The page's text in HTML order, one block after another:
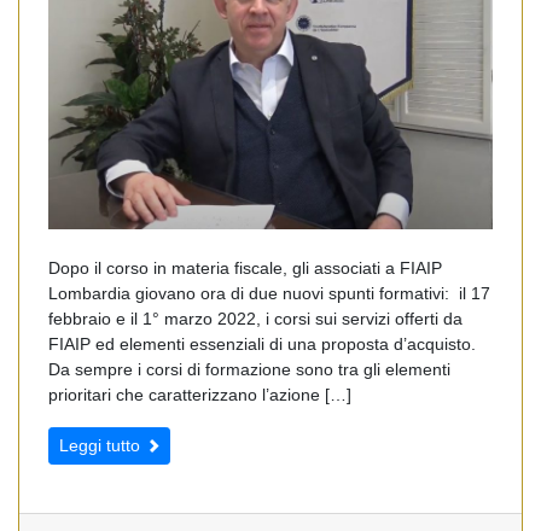
Dopo il corso in materia fiscale, gli associati a FIAIP
Lombardia giovano ora di due nuovi spunti formativi: il 17
febbraio e il 1° marzo 2022, i corsi sui servizi offerti da
FIAIP ed elementi essenziali di una proposta d’acquisto.
Da sempre i corsi di formazione sono tra gli elementi
prioritari che caratterizzano l’azione […]
Leggi tutto